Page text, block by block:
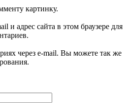
картинку.
и адрес сайта в этом браузере для
через e-mail. Вы можете так же